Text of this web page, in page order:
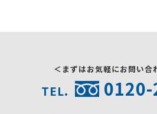
＜まずはお気軽にお問い合
TEL.